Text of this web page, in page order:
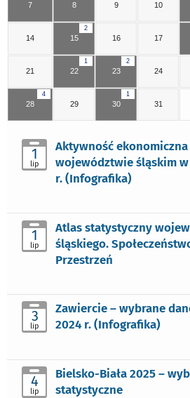
7 8 9 10
14
2
15 16 17
21
1
22
2
23 24
4
28 29
1
30 31
1
lip
Aktywność
województwie śląskim
r. (Infografika)
1
lip
Atlas statystyczny
śląskiego.
Przestrzeń
3
lip
Zawiercie – wybrane
2024 r. (Infografika)
4
lip
Bielsko-Biała 2025 –
statystyczne